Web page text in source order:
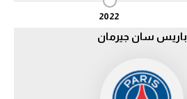
2022
باريس سان جيرمان